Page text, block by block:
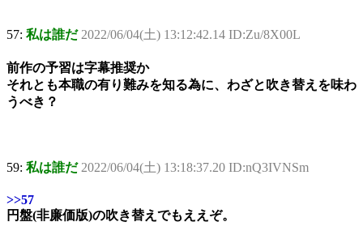
57: 私は誰だ 2022/06/04(土) 13:12:42.14 ID:Zu/8X00L
前作の予習は字幕推奨か
それとも本職の有り難みを知る為に、わざと吹き替えを味わ
うべき？
59: 私は誰だ 2022/06/04(土) 13:18:37.20 ID:nQ3IVNSm
>>57
円盤(非廉価版)の吹き替えでもええぞ。